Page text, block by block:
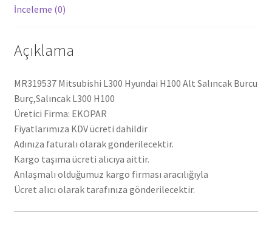
İnceleme (0)
Açıklama
MR319537 Mitsubishi L300 Hyundai H100 Alt Salıncak Burcu
Burç,Salıncak L300 H100
Üretici Firma: EKOPAR
Fiyatlarımıza KDV ücreti dahildir
Adınıza faturalı olarak gönderilecektir.
Kargo taşıma ücreti alıcıya aittir.
Anlaşmalı olduğumuz kargo firması aracılığıyla
Ücret alıcı olarak tarafınıza gönderilecektir.